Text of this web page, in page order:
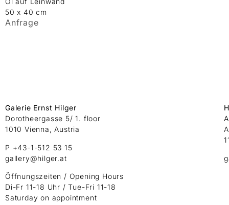
50 x 40 cm
Anfrage
Galerie Ernst Hilger
Dorotheergasse 5/ 1. floor
1010 Vienna, Austria
P +43-1-512 53 15
gallery@hilger.at
Öffnungszeiten / Opening Hours
Di-Fr 11-18 Uhr / Tue-Fri 11-18
Saturday on appointment